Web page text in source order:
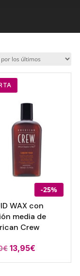
-25%
WAX con
media de
Crew
€ 13,95€